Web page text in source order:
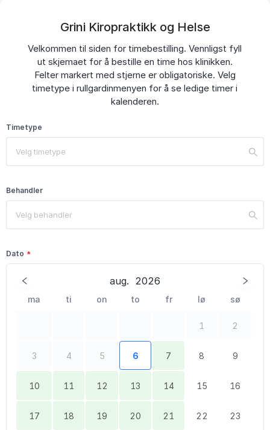
Grini Kiropraktikk og Helse
Velkommen til siden for timebestilling. Vennligst fyll
ut skjemaet for å bestille en time hos klinikken.
Felter markert med stjerne er obligatoriske. Velg
timetype i rullgardinmenyen for å se ledige timer i
kalenderen.
Timetype
Velg timetype
Behandler
Velg behandler
Dato
aug. 2026
ma ti on to fr lø sø
1 2
3 4 5 6 7 8 9
10 11 12 13 14 15 16
17 18 19 20 21 22 23